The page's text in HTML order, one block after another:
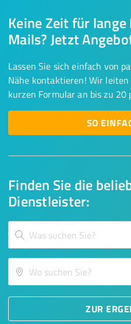
Finden Sie die
Dienstleister:
ZUR
Keine Zeit für lange
Mails? Jetzt
Lassen Sie sich einfach von
Nähe kontaktieren! Wir
kurzen Formular an bis zu
SO